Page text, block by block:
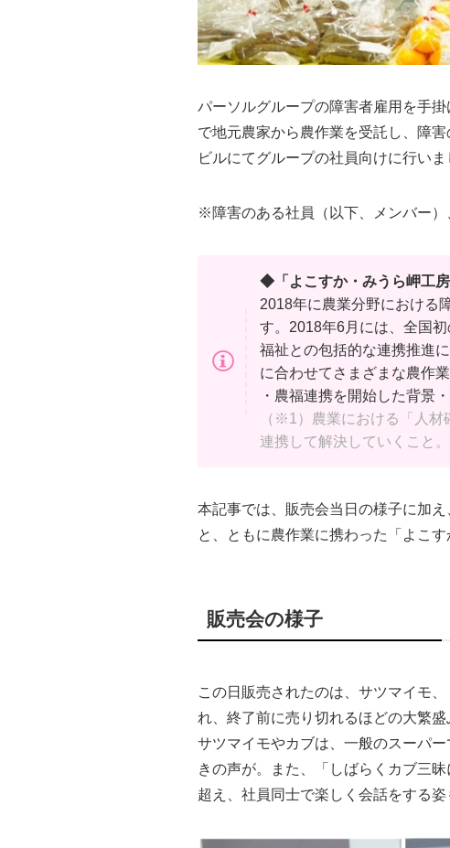
パーソルグループの障害者雇用を手
で地元農家から農作業を受託し、障
ビルにてグループの社員向けに行いま
※障害のある社員（以下、メンバー）
◆「よこすか・みうら岬工
2018年に農業分野における
す。2018年6月には、全国
福祉との包括的な連携推進
に合わせてさまざまな農作
・農福連携を開始した背景
（※1）農業における「人
連携して解決していくこと。
本記事では、販売会当日の様子に加
と、ともに農作業に携わった「よこ
販売会の様子
この日販売されたのは、サツマイモ
れ、終了前に売り切れるほどの大繁盛
サツマイモやカブは、一般のスーパ
きの声が。また、「しばらくカブ三
超え、社員同士で楽しく会話をする姿